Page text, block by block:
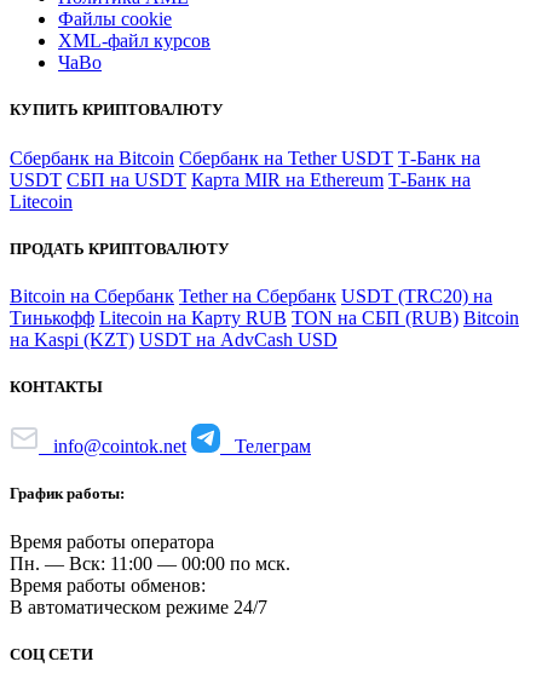
Файлы coоkie
XML-файл курсов
ЧаВо
КУПИТЬ КРИПТОВАЛЮТУ
Сбербанк на Bitcoin Сбербанк на Tether USDT Т-Банк на
USDT СБП на USDT Карта MIR на Ethereum Т-Банк на
Litecoin
ПРОДАТЬ КРИПТОВАЛЮТУ
Bitcoin на Сбербанк Tether на Сбербанк USDT (TRC20) на
Тинькофф Litecoin на Карту RUB TON на СБП (RUB) Bitcoin
на Kaspi (KZT) USDT на AdvCash USD
КОНТАКТЫ
info@cointok.net Телеграм
График работы:
Время работы оператора
Пн. — Вск: 11:00 — 00:00 по мск.
Время работы обменов:
В автоматическом режиме 24/7
СОЦ СЕТИ